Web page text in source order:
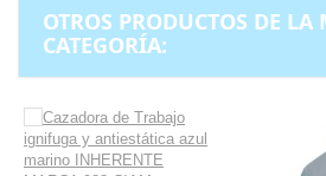
OTROS PRODUCTOS DE
CATEGORÍA: